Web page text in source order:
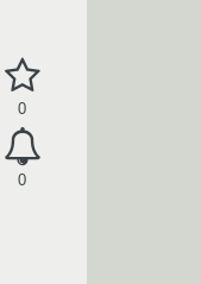
0
0